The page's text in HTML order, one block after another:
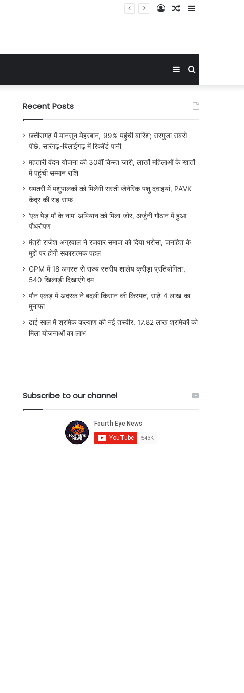
Sidebar
Random
Log
Search
for
Sidebar
Recent Posts
छत्तीसगढ़ में मानसून मेहरबान, 99% पहुंची बारिश; सरगुजा सबसे
पीछे, सारंगढ़-बिलाईगढ़ में रिकॉर्ड पानी
महतारी वंदन योजना की 30वीं किस्त जारी, लाखों महिलाओं के खातों
में पहुंची सम्मान राशि
धमतरी में पशुपालकों को मिलेगी सस्ती जेनेरिक पशु दवाइयां, PAVK
केंद्र की राह साफ
‘एक पेड़ माँ के नाम’ अभियान को मिला जोर, अर्जुनी गौठान में हुआ
पौधरोपण
मंत्री राजेश अग्रवाल ने रजवार समाज को दिया भरोसा, जनहित के
मुद्दों पर होगी सकारात्मक पहल
GPM में 18 अगस्त से राज्य स्तरीय शालेय क्रीड़ा प्रतियोगिता,
540 खिलाड़ी दिखाएंगे दम
पौन एकड़ में अदरक ने बदली किसान की किस्मत, साढ़े 4 लाख का
मुनाफा
ढाई साल में श्रमिक कल्याण की नई तस्वीर, 17.82 लाख श्रमिकों को
मिला योजनाओं का लाभ
Subscribe to our channel